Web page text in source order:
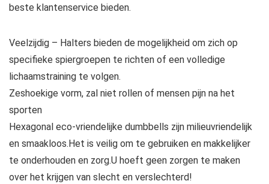
beste klantenservice bieden.
Veelzijdig – Halters bieden de mogelijkheid om zich op
specifieke spiergroepen te richten of een volledige
lichaamstraining te volgen.
Zeshoekige vorm, zal niet rollen of mensen pijn na het
sporten
Hexagonal eco-vriendelijke dumbbells zijn milieuvriendelijk
en smaakloos.Het is veilig om te gebruiken en makkelijker
te onderhouden en zorg.U hoeft geen zorgen te maken
over het krijgen van slecht en verslechterd!